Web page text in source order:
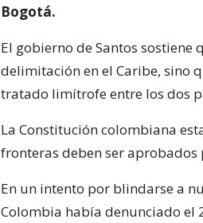
Bogotá.
El gobierno de Santos sostiene
delimitación en el Caribe, sino
tratado limítrofe entre los dos
La Constitución colombiana
fronteras deben ser aprobados
En un intento por blindarse a
Colombia había denunciado el